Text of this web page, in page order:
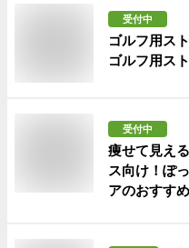
受付中
ゴルフ用ス
ゴルフ用ス
受付中
痩せて見え
ス向け！ぽ
アのおすす